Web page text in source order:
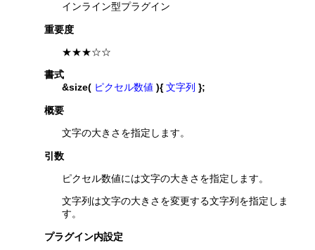
インライン型プラグイン
重要度
★★★☆☆
書式
&size( ピクセル数値 ){ 文字列 };
概要
文字の大きさを指定します。
引数
ピクセル数値には文字の大きさを指定します。
文字列は文字の大きさを変更する文字列を指定しま
す。
プラグイン内設定